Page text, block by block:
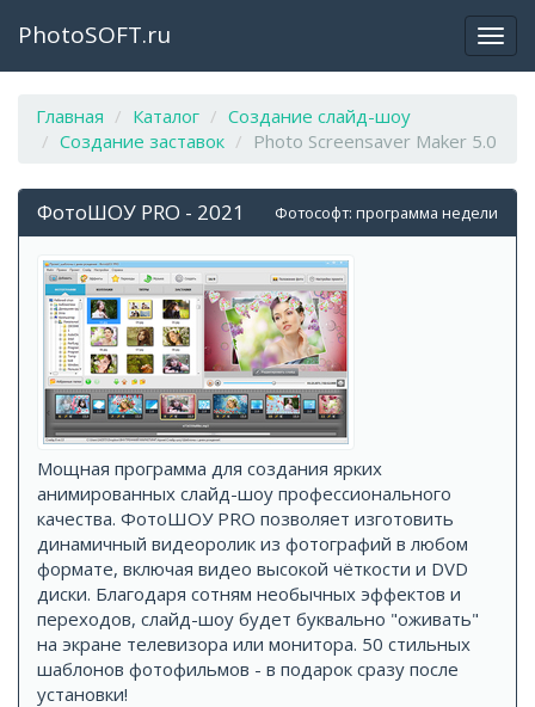
PhotoSOFT.ru
Главная Каталог
Создание слайд-шоу
Создание заставок
Photo Screensaver Maker 5.0
Фотософт: программа недели
ФотоШОУ PRO - 2021
Мощная программа для создания ярких
анимированных слайд-шоу профессионального
качества. ФотоШОУ PRO позволяет изготовить
динамичный видеоролик из фотографий в любом
формате, включая видео высокой чёткости и DVD
диски. Благодаря сотням необычных эффектов и
переходов, слайд-шоу будет буквально "оживать"
на экране телевизора или монитора. 50 стильных
шаблонов фотофильмов - в подарок сразу после
установки!